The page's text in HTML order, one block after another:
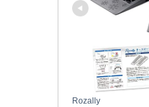
Rozally